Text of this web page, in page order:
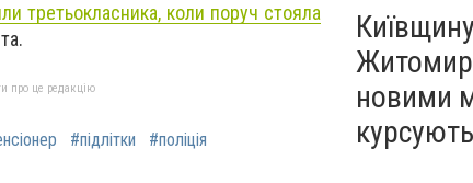
третьокласника, коли поруч стояла
про це редакцію
#підлітки #поліція
новими